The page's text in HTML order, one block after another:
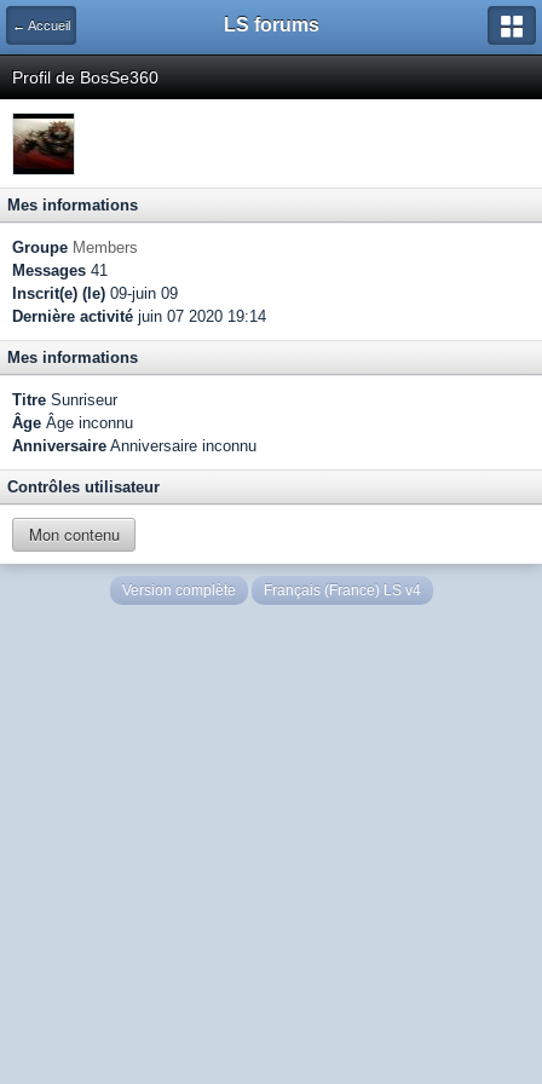
← Accueil LS forums
Profil de BosSe360
Mes informations
Groupe Members
Messages 41
Inscrit(e) (le) 09-juin 09
Dernière activité juin 07 2020 19:14
Mes informations
Titre Sunriseur
Âge Âge inconnu
Anniversaire Anniversaire inconnu
Contrôles utilisateur
Mon contenu
Version complète Français (France) LS v4